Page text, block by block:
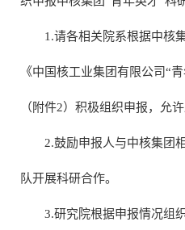
1.请各相关院系根据中核
《中国核工业集团有限公司“
（附件2）积极组织申报，允
2.鼓励申报人与中核集团
队开展科研合作。
3.研究院根据申报情况组